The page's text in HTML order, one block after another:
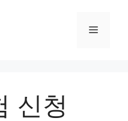
메
신청